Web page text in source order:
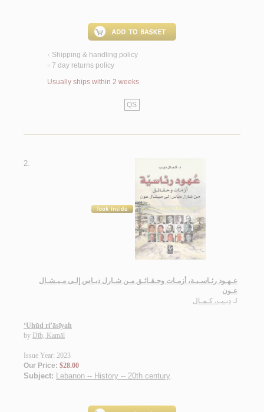
< Shipping & handling policy
< 7 day returns policy
Usually ships within 2 weeks
QS
2.
عـهـود رئـاسـيـة، أزمـات وحـقـائـق مـن شـارل دبـاس إلـى مـيـشـال
عـون
لـ ديـب، كـمـال
‘Uhūd ri’āsīyah
by Dīb, Kamāl
Issue Year: 2023
Our Price: $28.00
Subject: Lebanon -- History -- 20th century.